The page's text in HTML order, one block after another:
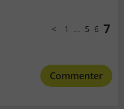
Précédent
1 … 5 6 7
Commenter